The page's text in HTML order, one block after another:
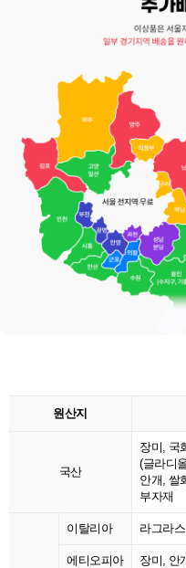
원산지
국산
장미, 국
(글라디
안개, 쌀
부자재
이탈리아 라그라스
에티오피아 장미, 안